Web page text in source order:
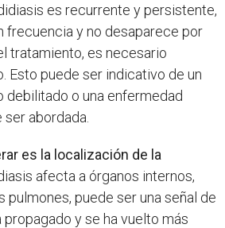
es recurrente y persistente,
frecuencia y no desaparece por
tratamiento, es necesario
Esto puede ser indicativo de un
debilitado o una enfermedad
abordada.
es la localización de la
afecta a órganos internos,
pulmones, puede ser una señal de
y se ha vuelto más